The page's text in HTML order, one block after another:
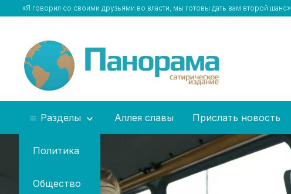
«Я говорил со своими друзьями во власти, мы готовы дать вам второй шанс»
Разделы
Политика
Общество
Аллея славы Прислать новость